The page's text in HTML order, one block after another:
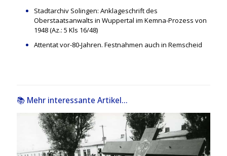
Stadtarchiv Solingen: Anklageschrift des
Oberstaatsanwalts in Wuppertal im Kemna-Prozess von
1948 (Az.: 5 Kls 16/48)
Attentat vor-80-Jahren. Festnahmen auch in Remscheid
📚 Mehr interessante Artikel...